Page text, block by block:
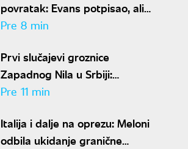
povratak: Evans potpisao, ali
neće odmah zaigrati
Pre 8 min
Prvi slučajevi groznice
Zapadnog Nila u Srbiji:
Direktorka "Batuta" otkrila
uboda
Pre 11 min
Italija i dalje na oprezu: Meloni
odbila ukidanje granične